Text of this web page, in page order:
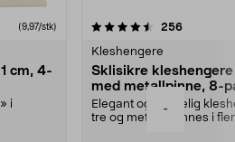
-
(9,97/stk)
cm, 4-
i
256
Kleshengere
Sklisikre
med metallpinne, 8-
Elegant og skikkelig
tre og metall – finnes i
4.5av 5 stjerner